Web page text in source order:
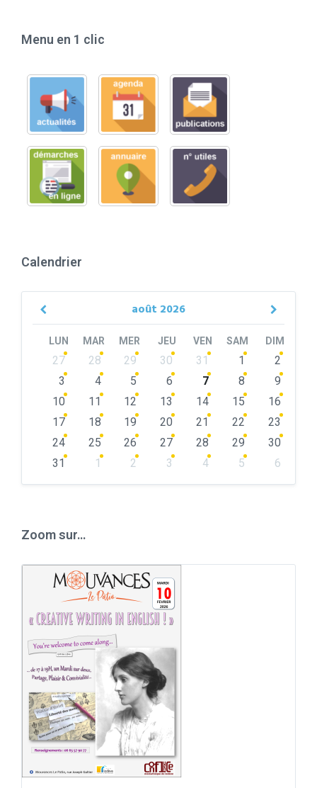
Menu en 1 clic
Calendrier
août 2026
Previous
LUN MAR MER JEU VEN SAM DIM
Skip
calendar
27 28 29 30 31 1
2
3
4 5 6 7 8
9
10
11 12 13 14 15
16
17
18 19 20 21 22
23
24
25 26 27 28 29
30
31
1 2 3 4 5
6
Zoom sur…